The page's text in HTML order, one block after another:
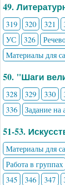
49.
319 320 321
УС
326
Материалы для
50. "Шаги
328 329 330
336
Задание на
51-53.
Материалы для
Работа в группах
345
346 347